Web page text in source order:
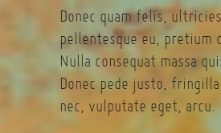
Donec quam felis,
pellentesque eu, pretium
Nulla consequat massa
Donec pede justo,
nec, vulputate eget, arcu.